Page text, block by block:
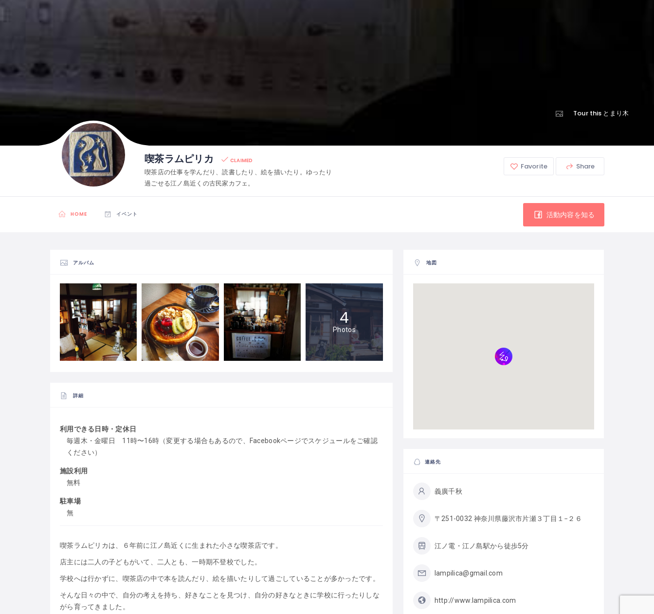
Tour this とまり木
喫茶ラムピリカ
CLAIMED
喫茶店の仕事を学んだり、読書したり、絵を描いたり。ゆったり
過ごせる江ノ島近くの古民家カフェ。
Favorite Share
活動内容を知る
HOME イベント
アルバム
4
Photos
詳細
利用できる日時・定休日
毎週木・金曜日 11時〜16時（変更する場合もあるので、Facebookページでスケジュールをご確認
ください）
施設利用
無料
駐車場
無
喫茶ラムピリカは、６年前に江ノ島近くに生まれた小さな喫茶店です。
店主には二人の子どもがいて、二人とも、一時期不登校でした。
学校へは行かずに、喫茶店の中で本を読んだり、絵を描いたりして過ごしていることが多かったです。
そんな日々の中で、自分の考えを持ち、好きなことを見つけ、自分の好きなときに学校に行ったりしな
がら育ってきました。
地図
連絡先
義廣千秋
〒251-0032 神奈川県藤沢市片瀬３丁目１−２６
江ノ電・江ノ島駅から徒歩5分
lampilica@gmail.com
http://www.lampilica.com